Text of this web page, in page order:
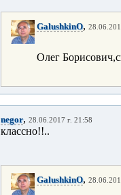
GalushkinO,
Олег
negor, 28.06.2017 г. 21:58
классно!!..
GalushkinO,